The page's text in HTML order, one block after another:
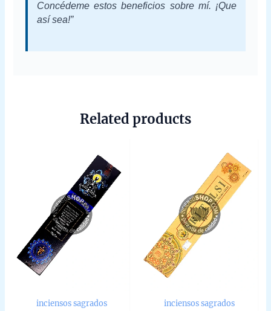
Concédeme estos beneficios sobre mí. ¡Que
así sea!”
Related products
inciensos sagrados inciensos sagrados